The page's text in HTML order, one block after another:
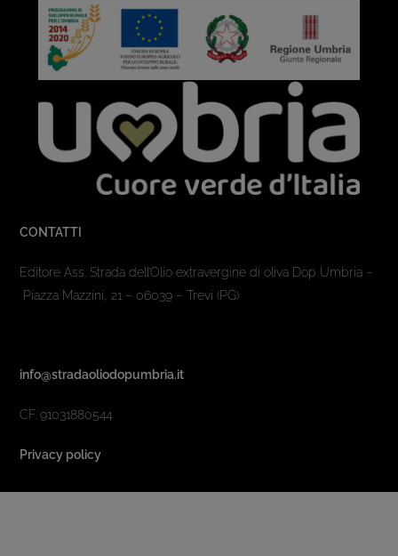
CONTATTI
Editore Ass. Strada dell’Olio extravergine di oliva Dop Umbria –
Piazza Mazzini, 21 – 06039 – Trevi (PG)
info@stradaoliodopumbria.it
CF. 91031880544
Privacy policy